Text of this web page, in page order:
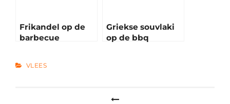
Frikandel op de
barbecue
Griekse souvlaki
op de bbq
CATEGORIES
VLEES